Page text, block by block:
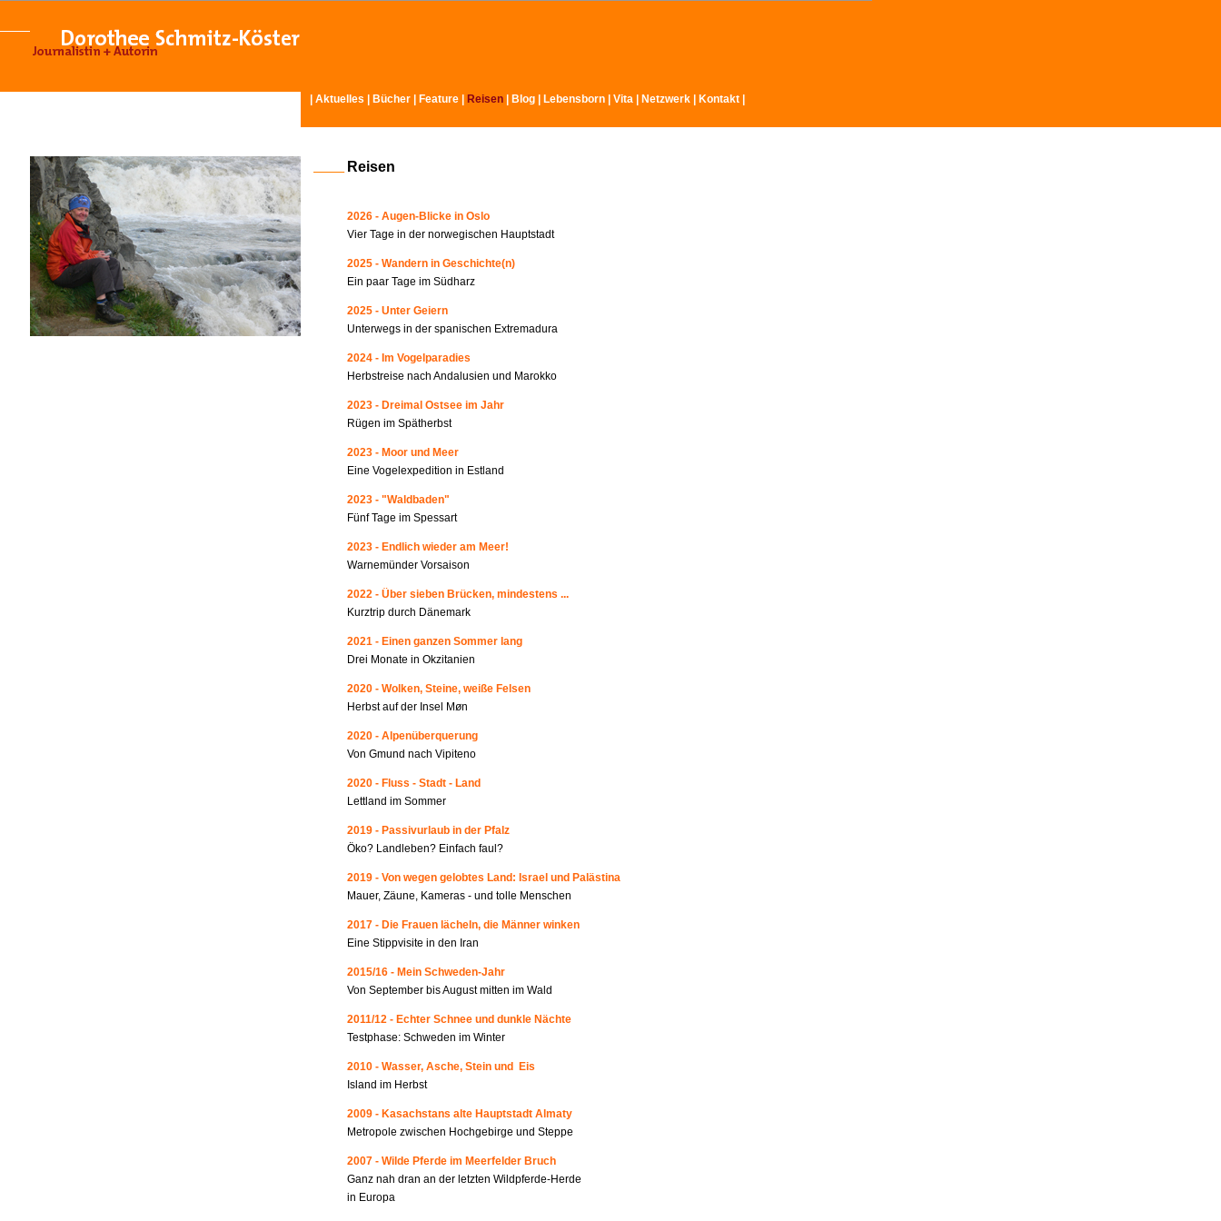
Aktuelles Bücher Feature Reisen Blog | Lebensborn Vita Netzwerk Kontakt
Reisen
2026 - Augen-Blicke in Oslo
Vier Tage in der norwegischen Hauptstadt
2025 - Wandern in Geschichte(n)
Ein paar Tage im Südharz
2025 - Unter Geiern
Unterwegs in der spanischen Extremadura
2024 - Im Vogelparadies
Herbstreise nach Andalusien und Marokko
2023 - Dreimal Ostsee im Jahr
Rügen im Spätherbst
2023 - Moor und Meer
Eine Vogelexpedition in Estland
2023 - "Waldbaden"
Fünf Tage im Spessart
2023 - Endlich wieder am Meer!
Warnemünder Vorsaison
2022 - Über sieben Brücken, mindestens ...
Kurztrip durch Dänemark
2021 - Einen ganzen Sommer lang
Drei Monate in Okzitanien
2020 - Wolken, Steine, weiße Felsen
Herbst auf der Insel Møn
2020 - Alpenüberquerung
Von Gmund nach Vipiteno
2020 - Fluss - Stadt - Land
Lettland im Sommer
2019 - Passivurlaub in der Pfalz
Öko? Landleben? Einfach faul?
2019 - Von wegen gelobtes Land: Israel und Palästina
Mauer, Zäune, Kameras - und tolle Menschen
2017 - Die Frauen lächeln, die Männer winken
Eine Stippvisite in den Iran
2015/16 - Mein Schweden-Jahr
Von September bis August mitten im Wald
2011/12 - Echter Schnee und dunkle Nächte
Testphase: Schweden im Winter
2010 - Wasser, Asche, Stein und Eis
Island im Herbst
2009 - Kasachstans alte Hauptstadt Almaty
Metropole zwischen Hochgebirge und Steppe
2007 - Wilde Pferde im Meerfelder Bruch
Ganz nah dran an der letzten Wildpferde-Herde
in Europa